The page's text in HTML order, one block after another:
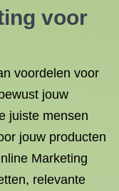
voor
voordelen voor
jouw
juiste mensen
jouw producten
Marketing
relevante